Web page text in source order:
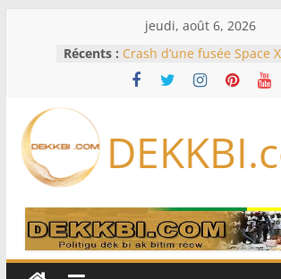
jeudi, août 6, 2026
Récents : Crash d’une fusée Space
Musk sur la Lune: entre
spatiale et ouverture sur la
Diallo devrait assurer
Lions en septembre
sélectionneurs sur 10
Sécheresse: Faut-il stocker
À Ceuta, le bilan des
75 côté espagnol, 11 côté